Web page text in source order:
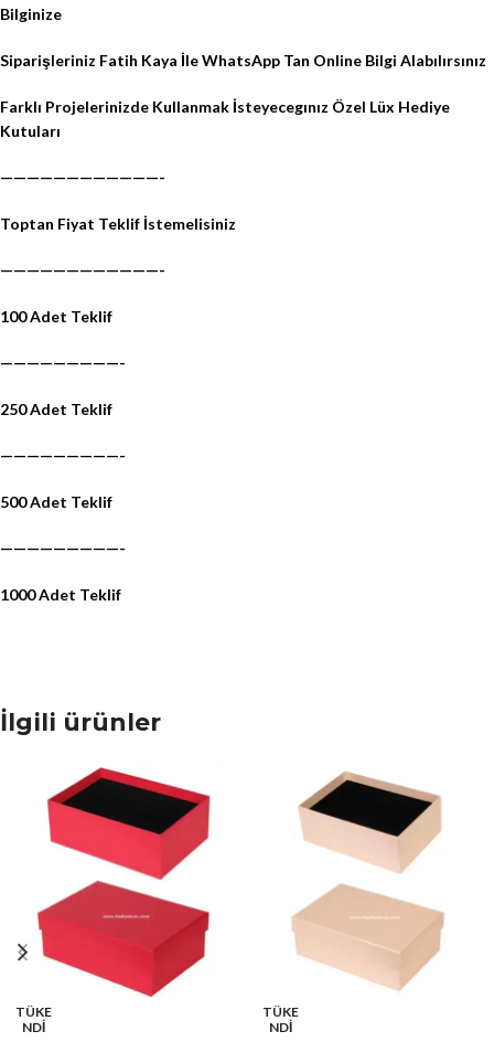
Bilginize
Siparişleriniz Fatih Kaya İle WhatsApp Tan Online Bilgi Alabılırsınız
Farklı Projelerinizde Kullanmak İsteyecegınız Özel Lüx Hediye
Kutuları
————————————-
Toptan Fiyat Teklif İstemelisiniz
————————————-
100 Adet Teklif
—————————-
250 Adet Teklif
—————————-
500 Adet Teklif
—————————-
1000 Adet Teklif
İlgili ürünler
TÜKE
NDİ
TÜKE
NDİ